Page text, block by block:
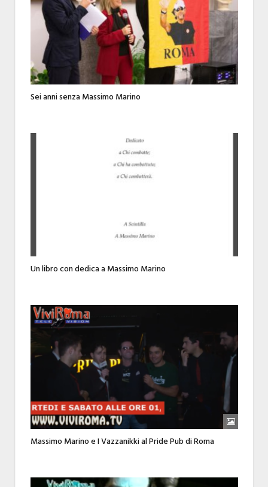
Sei anni senza Massimo Marino
Un libro con dedica a Massimo Marino
Massimo Marino e I Vazzanikki al Pride Pub di Roma